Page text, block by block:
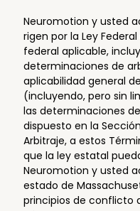
Neuromotion y usted
rigen por la Ley
federal aplicable,
determinaciones de
aplicabilidad general
(incluyendo, pero sin
las determinaciones
dispuesto en la
Arbitraje, a estos
que la ley estatal
Neuromotion y usted
estado de
principios de conflicto